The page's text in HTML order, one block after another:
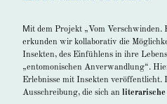
Mit dem Projekt „Vom Verschwinden.
erkunden wir kollaborativ die
Insekten, des Einfühlens in ihre
„entomonischen Anverwandlung“.
Erlebnisse mit Insekten veröffentlicht.
Ausschreibung, die sich an